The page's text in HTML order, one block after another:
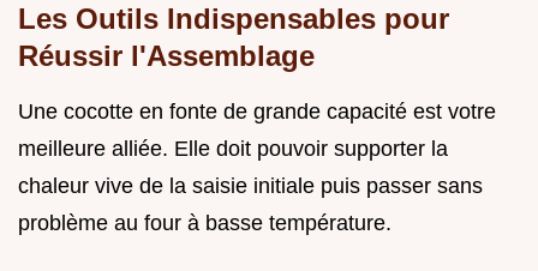
Les Outils Indispensables pour
Réussir l'Assemblage
Une cocotte en fonte de grande capacité est votre
meilleure alliée. Elle doit pouvoir supporter la
chaleur vive de la saisie initiale puis passer sans
problème au four à basse température.